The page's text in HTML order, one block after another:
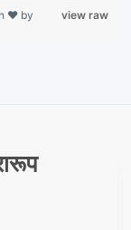
view raw
❤ by